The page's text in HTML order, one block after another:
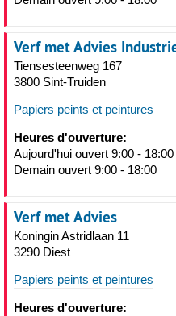
Verf met Advies
Tiensesteenweg 167
3800 Sint-Truiden
Papiers peints et peintures
Heures d'ouverture:
Aujourd'hui ouvert 9:00 - 18:00
Demain ouvert 9:00 - 18:00
Verf met Advies
Koningin Astridlaan 11
3290 Diest
Papiers peints et peintures
Heures d'ouverture: